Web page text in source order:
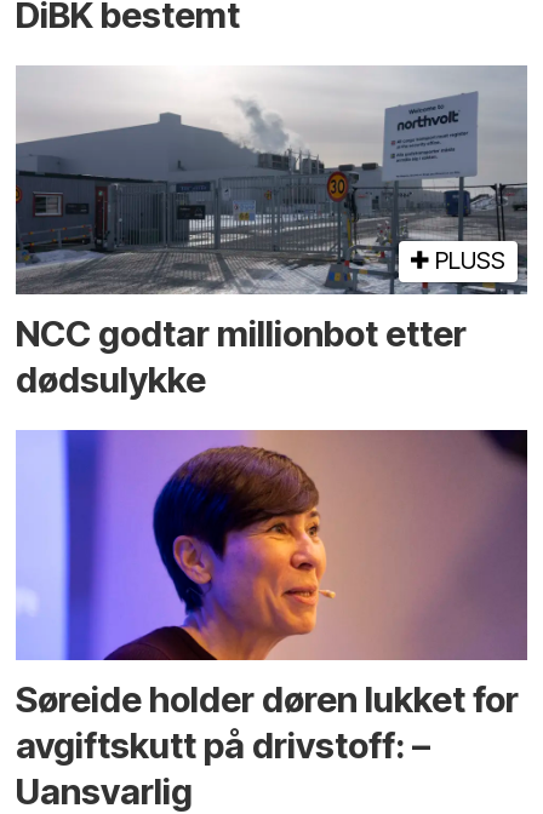
DiBK bestemt
PLUSS
NCC godtar millionbot etter
dødsulykke
Søreide holder døren lukket for
avgiftskutt på drivstoff: –
Uansvarlig